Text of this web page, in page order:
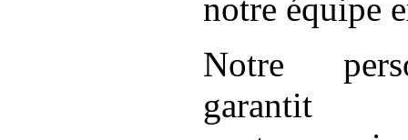
notre équipe
Notre
garantit